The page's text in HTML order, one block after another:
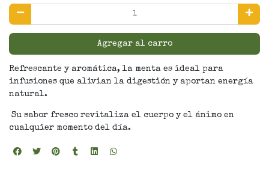
Agregar al carro
Refrescante y aromática, la menta es ideal para
infusiones que alivian la digestión y aportan energía
natural.
Su sabor fresco revitaliza el cuerpo y el ánimo en
cualquier momento del día.